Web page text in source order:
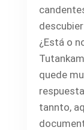
¿Está o
quede
tannto,